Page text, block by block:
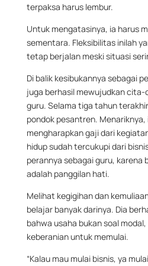
terpaksa harus lembur.
Untuk mengatasinya, ia harus
sementara. Fleksibilitas inilah
tetap berjalan meski situasi
Di balik kesibukannya sebagai
juga berhasil mewujudkan
guru. Selama tiga tahun
pondok pesantren.
mengharapkan gaji dari
hidup sudah tercukupi dari
perannya sebagai guru, karena
adalah panggilan hati.
Melihat kegigihan dan
belajar banyak darinya. Dia
bahwa usaha bukan soal
keberanian untuk memulai.
“Kalau mau mulai bisnis, ya